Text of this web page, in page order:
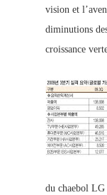
vision et
diminutions
croissance
du chaebol